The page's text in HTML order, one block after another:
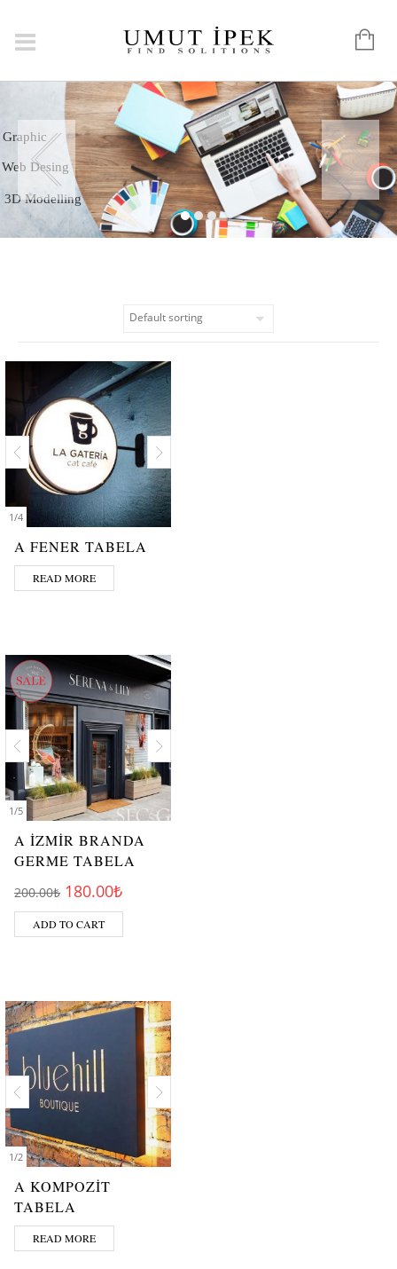
3D Modelling
Graphic
Web Desing
1/4
A FENER TABELA
READ MORE
1/5
A İZMİR BRANDA
GERME TABELA
200.00₺ Original price was: 200.00₺.
180.00₺Current price is: 180.00₺.
ADD TO CART
1/2
A KOMPOZİT
TABELA
READ MORE